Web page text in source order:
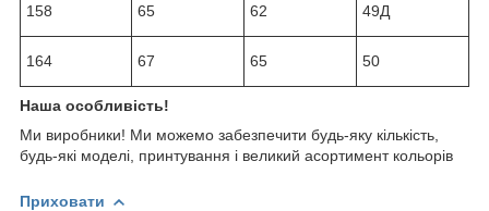
158 65 62 49Д
164 67 65 50
Наша особливість!
Ми виробники! Ми можемо забезпечити будь-яку кількість,
будь-які моделі, принтування і великий асортимент кольорів
Приховати